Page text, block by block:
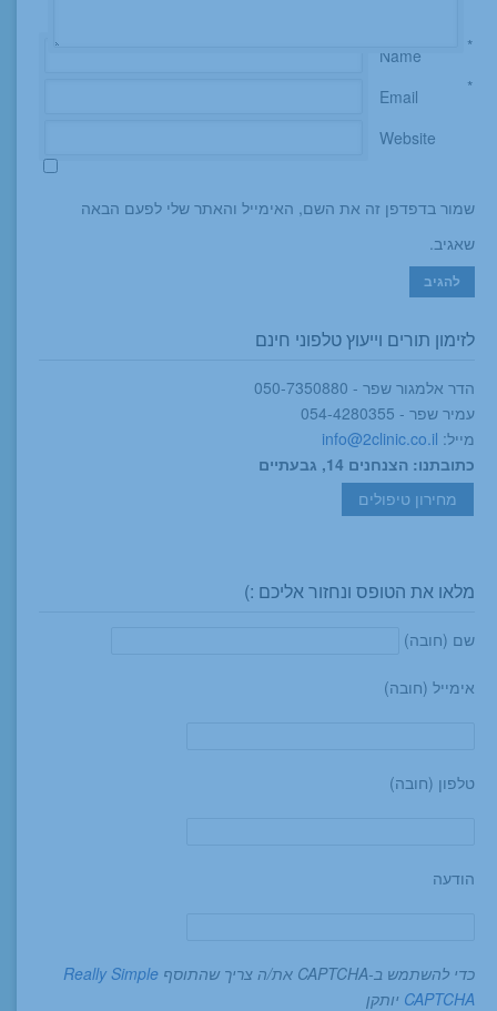
Name *
Email *
Website
שמור בדפדפן זה את השם, האימייל והאתר שלי לפעם הבאה
שאגיב.
לזימון תורים וייעוץ טלפוני חינם
הדר אלמגור שפר - 050-7350880
עמיר שפר - 054-4280355
מייל: info@2clinic.co.il
כתובתנו: הצנחנים 14, גבעתיים
מחירון טיפולים
מלאו את הטופס ונחזור אליכם :)
שם (חובה)
אימייל (חובה)
טלפון (חובה)
הודעה
כדי להשתמש ב-CAPTCHA את/ה צריך שהתוסף
Really Simple
CAPTCHA יותקן